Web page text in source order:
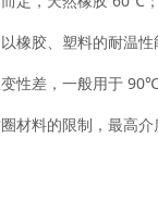
橡胶、塑料的耐温性
变性差，一般用于 90℃
材料的限制，最高